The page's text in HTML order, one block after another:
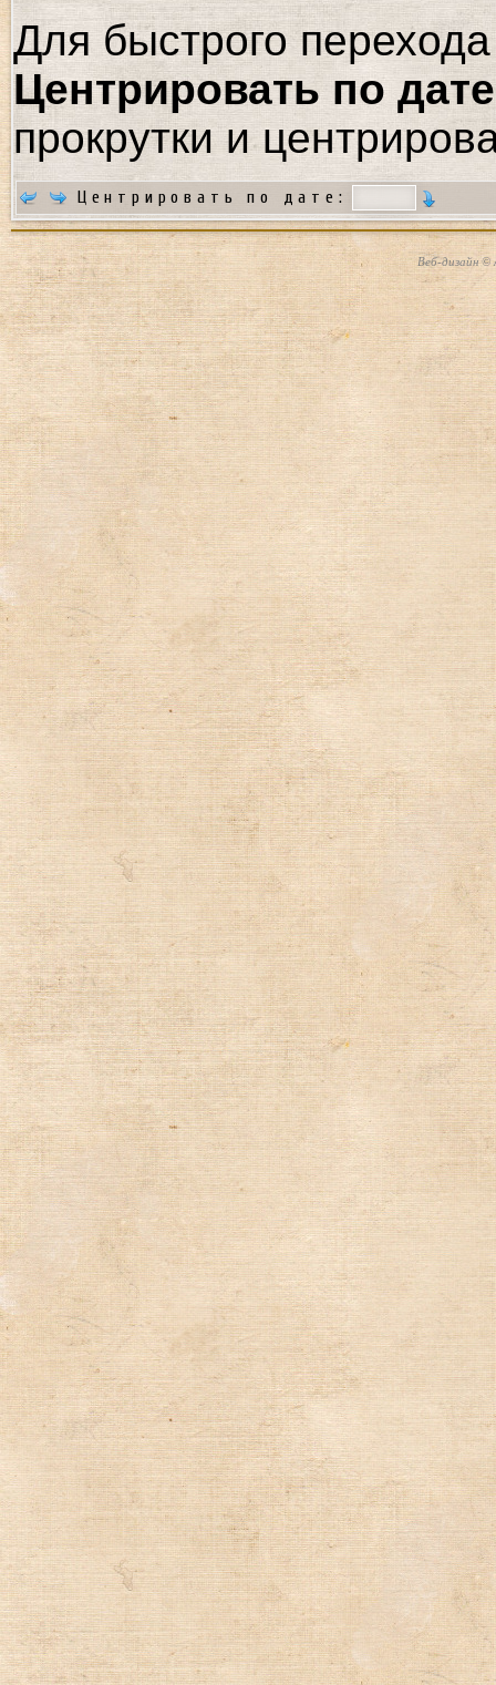
Для быстрого
Центрировать по дате
прокрутки и
Центрировать по дате:
Веб-дизайн ©